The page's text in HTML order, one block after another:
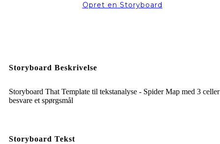
Opret en Storyboard
Storyboard Beskrivelse
Storyboard That Template til tekstanalyse - Spider Map med 3
besvare et spørgsmål
Storyboard Tekst